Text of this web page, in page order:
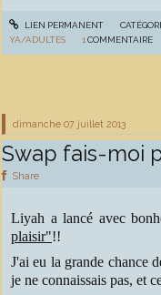
LIEN PERMANENT
YA/ADULTES
1 COMMENTAIRE
dimanche 07 juillet 2013
Swap fais-moi
Share
Liyah a lancé avec
plaisir"!!
J'ai eu la grande chance
je ne connaissais pas, et